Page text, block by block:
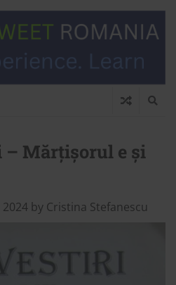
– Mărțișorul e și
by Cristina Stefanescu